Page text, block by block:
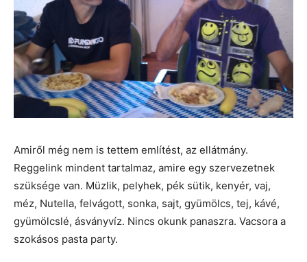
Amiről még nem is tettem említést, az ellátmány.
Reggelink mindent tartalmaz, amire egy szervezetnek
szüksége van. Müzlik, pelyhek, pék sütik, kenyér, vaj,
méz, Nutella, felvágott, sonka, sajt, gyümölcs, tej, kávé,
gyümölcslé, ásványvíz. Nincs okunk panaszra. Vacsora a
szokásos pasta party.